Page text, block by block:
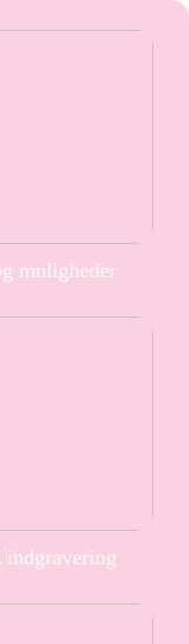
muligheder
indgravering